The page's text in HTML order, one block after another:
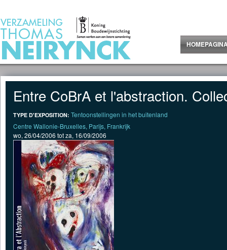
Entre CoBrA et l'abstraction.
TYPE D'EXPOSITION: Tentoonstellingen in het buitenland
Centre Wallonie-Bruxelles, Parijs, Frankrijk
wo, 26/04/2006 totza, 16/09/2006